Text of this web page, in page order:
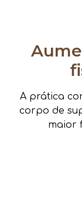
A prática
corpo de
maior